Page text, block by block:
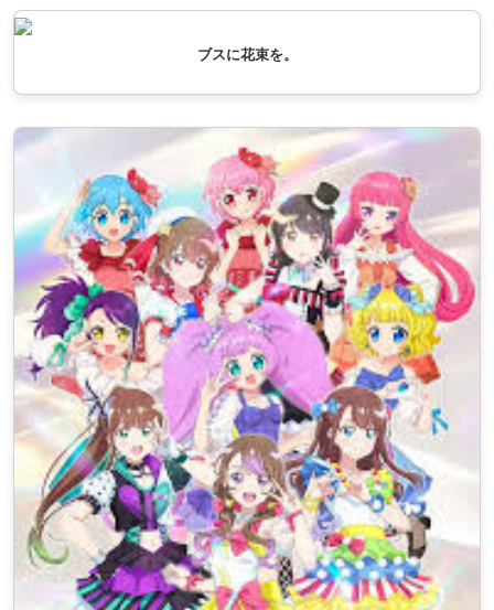
ブスに花束を。